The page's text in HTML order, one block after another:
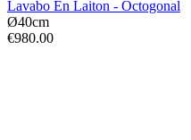
Lavabo En Laiton - Octogonal
Ø40cm
€980.00